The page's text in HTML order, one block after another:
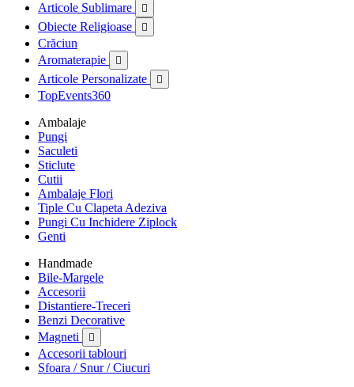
Articole Sublimare 
Obiecte Religioase 
Crăciun
Aromaterapie

Articole Personalizate 
TopEvents360
Ambalaje
Pungi
Saculeti
Sticlute
Cutii
Ambalaje Flori
Tiple Cu Clapeta Adeziva
Pungi Cu Inchidere Ziplock
Genti
Handmade
Bile-Margele
Accesorii
Distantiere-Treceri
Benzi Decorative
Magneti

Accesorii tablouri
Sfoara / Snur / Ciucuri